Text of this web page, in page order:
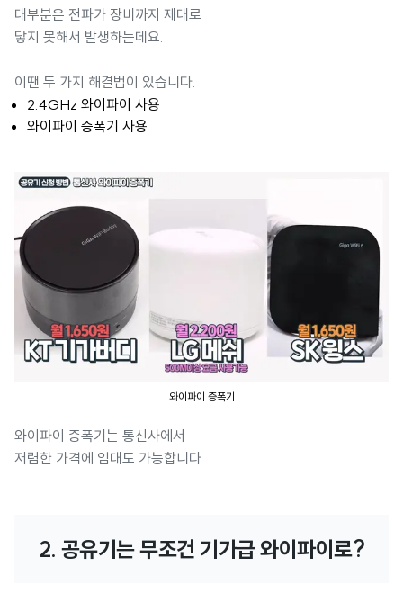
대부분은 전파가 장비까지 제대로
닿지 못해서 발생하는데요.
이땐 두 가지 해결법이 있습니다.
2.4GHz 와이파이 사용
와이파이 증폭기 사용
와이파이 증폭기
와이파이 증폭기는 통신사에서
저렴한 가격에 임대도 가능합니다.
2. 공유기는 무조건 기가급 와이파이로?